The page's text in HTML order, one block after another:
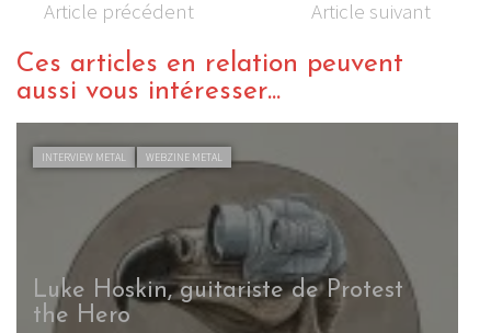
Article précédent Article suivant
Ces articles en relation peuvent
aussi vous intéresser...
INTERVIEW METAL WEBZINE METAL
Luke Hoskin, guitariste de Protest
the Hero